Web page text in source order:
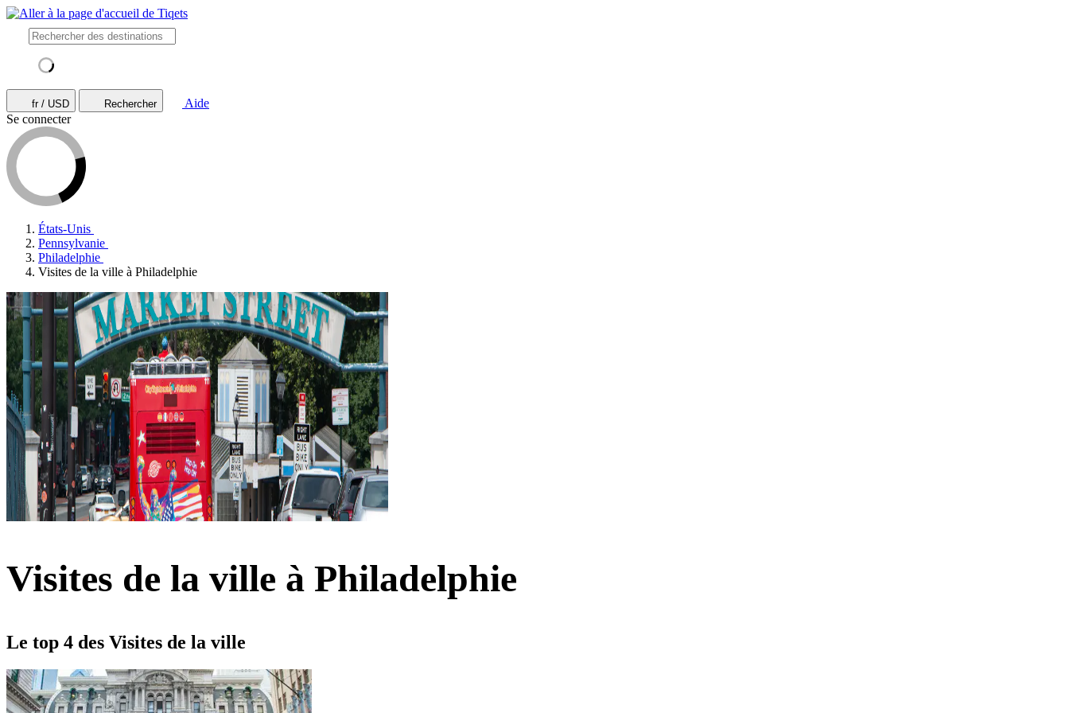
fr / USD Rechercher
Aide
Se connecter
États-Unis
Pennsylvanie
Philadelphie
Visites de la ville à Philadelphie
Visites de la ville à Philadelphie
Le top 4 des Visites de la ville